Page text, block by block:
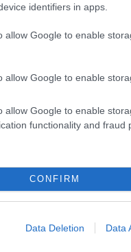
identifiers in apps.
allow Google to enable
allow Google to enable
allow Google to enable
functionality and fraud
CONFIRM
Data Deletion Data
maradékok
mikrobák
szivacs
2024. JANUÁR 15. ●
lesznek
HAMU ÉS GYÉMÁNT